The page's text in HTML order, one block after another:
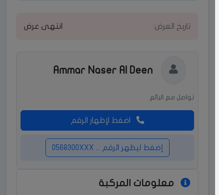
تاريخ العرض: انتهى عرض
Ammar Naser Al Deen
تواصل مع البائع
اضغط لإظهار الرقم
إضغط ليظهر الرقم ... 0568300XXX
معلومات المركبة